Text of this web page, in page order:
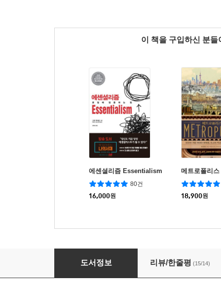
이 책을 구입하신 분
에센셜리즘 Essentialism
80건
16,000원
메트로폴리스
18,900원
인생 유니티 교과서
도서정보 리뷰/한줄평 (15/14)